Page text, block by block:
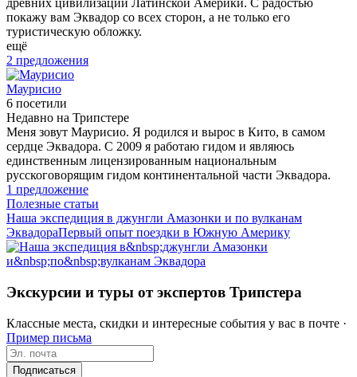
древних цивилизаций Латинской Америки. С радостью
покажу вам Эквадор со всех сторон, а не только его
туристическую обложку.
ещё
2 предложения
Маурисио
6 посетили
Недавно на Трипстере
Меня зовут Маурисио. Я родился и вырос в Кито, в самом
сердце Эквадора. С 2009 я работаю гидом и являюсь
единственным лицензированным национальным
русскоговорящим гидом континентальной части Эквадора.
1 предложение
Полезные статьи
Наша экспедиция в джунгли Амазонки и по вулканам
ЭквадораПервый опыт поездки в Южную Америку
Экскурсии и туры от экспертов Трипстера
Классные места, скидки и интересные события у вас в почте ·
Пример письма
Подписаться